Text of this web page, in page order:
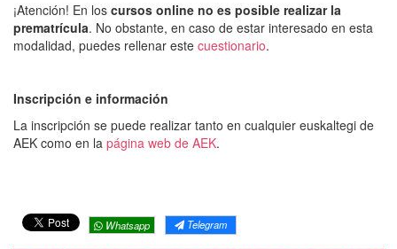
¡Atención! En los cursos online no es posible realizar la
prematrícula. No obstante, en caso de estar interesado en esta
modalidad, puedes rellenar este cuestionario.
Inscripción e información
La inscripción se puede realizar tanto en cualquier euskaltegi de
AEK como en la página web de AEK.
Whatsapp Telegram